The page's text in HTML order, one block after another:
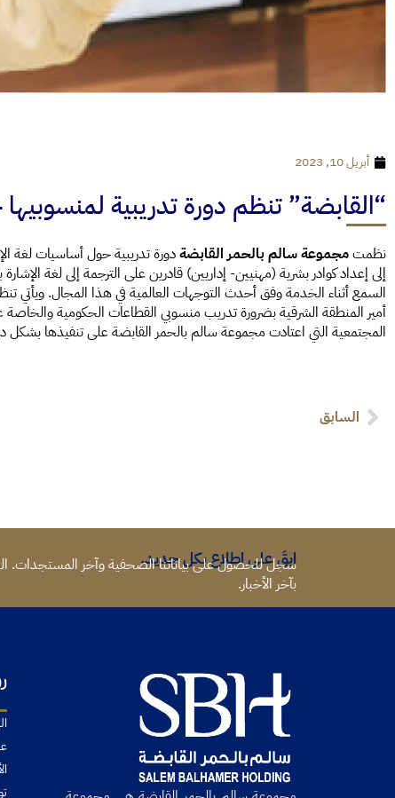
أبريل 10, 2023
“القابضة” تنظم دورة تدريبية
نظمتمجموعة سالم بالحمر القابضةدورة تدريبية حول أساسيات لغة
إلى إعداد كوادر بشرية (مهنيين- إداريين) قادرين على الترجمة إلى لغة
السمع أثناء الخدمة وفق أحدث التوجهات العالمية في هذا المجال. ويأتي
أمير المنطقة الشرقية بضرورة تدريب منسوبي القطاعات الحكومية
المجتمعية التي اعتادت مجموعة سالم بالحمر القابضة على تنفيذها بشكل
السابق
ابقَ على اطلاع بكل جديد.
سجل للحصول على بياناتنا الصحفية وآخر المستجدات.
بآخر الأخبار.